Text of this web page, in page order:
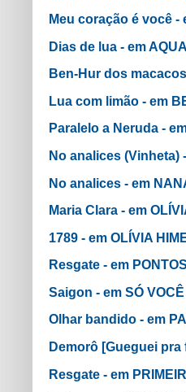
Meu coração é você -
Dias de lua - em
Ben-Hur dos
Lua com limão - em
Paralelo a Neruda -
No analices (Vinheta)
No analices - em
Maria Clara - em
1789 - em OLÍVIA
Resgate - em
Saigon - em SÓ
Olhar bandido - em
Demorô [Gueguei pra
Resgate - em